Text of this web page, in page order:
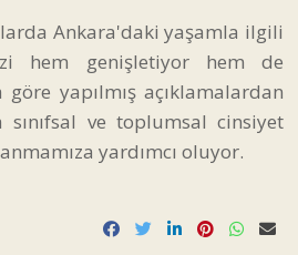
Ankara'daki yaşamla ilgili
hem genişletiyor hem de
yapılmış açıklamalardan
sınıfsal ve toplumsal cinsiyet
yardımcı oluyor.